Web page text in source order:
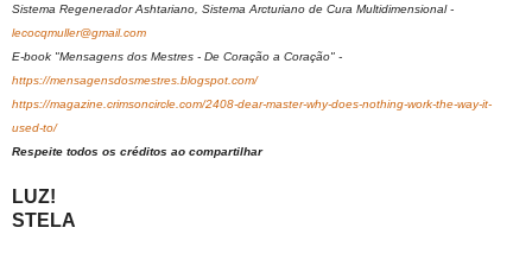
Sistema Regenerador Ashtariano, Sistema Arcturiano de Cura Multidimensional -
lecocqmuller@gmail.com
E-book "Mensagens dos Mestres - De Coração a Coração" -
https://mensagensdosmestres.blogspot.com/
https://magazine.crimsoncircle.com/2408-dear-master-why-does-nothing-work-the-way-it-
used-to/
Respeite todos os créditos ao compartilhar
LUZ!
STELA